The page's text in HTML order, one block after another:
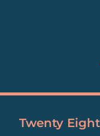
Twenty